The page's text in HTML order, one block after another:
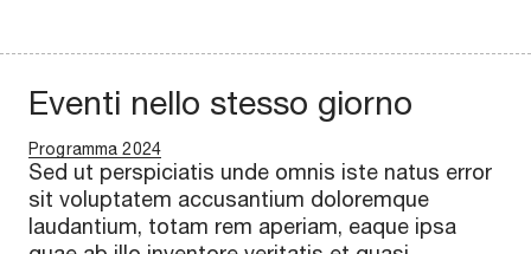
Eventi nello stesso giorno
Programma 2024
Sed ut perspiciatis unde omnis iste natus error
sit voluptatem accusantium doloremque
laudantium, totam rem aperiam, eaque ipsa